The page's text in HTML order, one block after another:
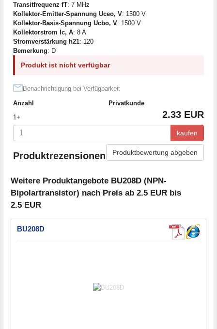
Transitfrequenz fT: 7 MHz
Kollektor-Emitter-Spannung Uceo, V: 1500 V
Kollektor-Basis-Spannung Ucbo, V: 1500 V
Kollektorstrom Ic, A: 8 A
Stromverstärkung h21: 120
Bemerkung: D
Produkt ist nicht verfügbar
Benachrichtigung bei Verfügbarkeit
Anzahl
Privatkunde
1+
2.33 EUR
kaufen
Produktrezensionen Produktbewertung abgeben
Weitere Produktangebote BU208D (NPN-
Bipolartransistor) nach Preis ab 2.5 EUR bis
2.5 EUR
BU208D